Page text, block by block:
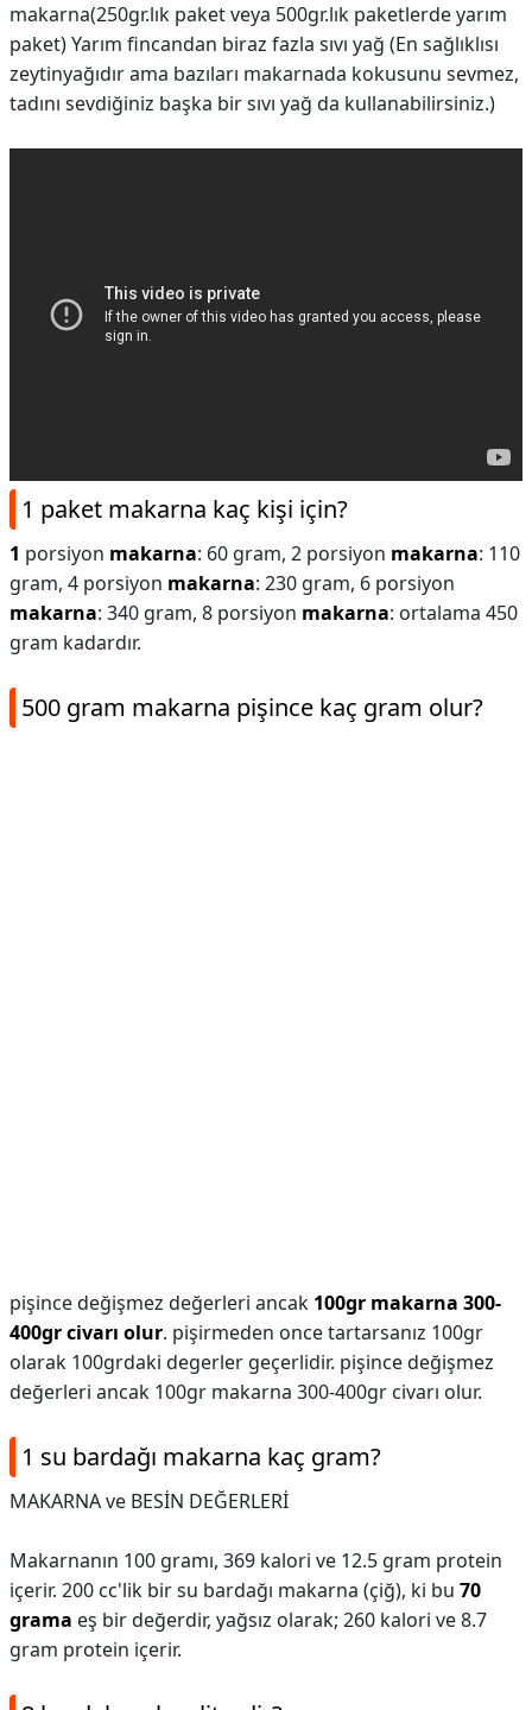
makarna(250gr.lık paket veya 500gr.lık paketlerde yarım
paket) Yarım fincandan biraz fazla sıvı yağ (En sağlıklısı
zeytinyağıdır ama bazıları makarnada kokusunu sevmez,
tadını sevdiğiniz başka bir sıvı yağ da kullanabilirsiniz.)
1 paket makarna kaç kişi için?
1 porsiyon makarna: 60 gram, 2 porsiyon makarna: 110
gram, 4 porsiyon makarna: 230 gram, 6 porsiyon
makarna: 340 gram, 8 porsiyon makarna: ortalama 450
gram kadardır.
500 gram makarna pişince kaç gram olur?
pişince değişmez değerleri ancak 100gr makarna 300-
400gr civarı olur. pişirmeden once tartarsanız 100gr
olarak 100grdaki degerler geçerlidir. pişince değişmez
değerleri ancak 100gr makarna 300-400gr civarı olur.
1 su bardağı makarna kaç gram?
MAKARNA ve BESİN DEĞERLERİ
Makarnanın 100 gramı, 369 kalori ve 12.5 gram protein
içerir. 200 cc'lik bir su bardağı makarna (çiğ), ki bu 70
grama eş bir değerdir, yağsız olarak; 260 kalori ve 8.7
gram protein içerir.